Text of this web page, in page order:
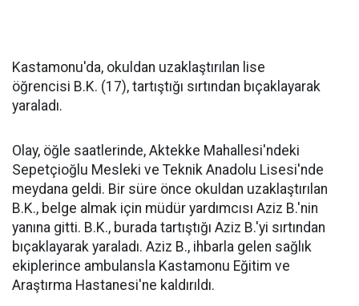
Kastamonu'da, okuldan uzaklaştırılan lise
öğrencisi B.K. (17), tartıştığı sırtından bıçaklayarak
yaraladı.
Olay, öğle saatlerinde, Aktekke Mahallesi'ndeki
Sepetçioğlu Mesleki ve Teknik Anadolu Lisesi'nde
meydana geldi. Bir süre önce okuldan uzaklaştırılan
B.K., belge almak için müdür yardımcısı Aziz B.'nin
yanına gitti. B.K., burada tartıştığı Aziz B.'yi sırtından
bıçaklayarak yaraladı. Aziz B., ihbarla gelen sağlık
ekiplerince ambulansla Kastamonu Eğitim ve
Araştırma Hastanesi'ne kaldırıldı.